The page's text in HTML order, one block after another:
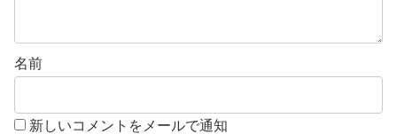
名前
新しいコメントをメールで通知